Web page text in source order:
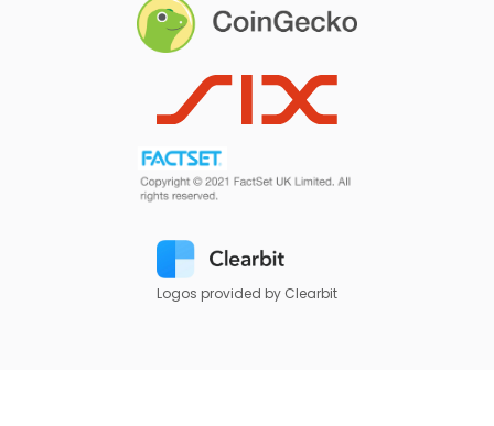
Logos provided by Clearbit